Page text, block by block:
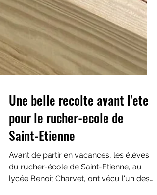
Une belle recolte avant l'ete
pour le rucher-ecole de
Saint-Etienne
Avant de partir en vacances, les élèves
du rucher-école de Saint-Etienne, au